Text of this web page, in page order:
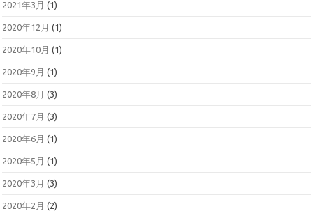
2021年3月 (1)
2020年12月 (1)
2020年10月 (1)
2020年9月 (1)
2020年8月 (3)
2020年7月 (3)
2020年6月 (1)
2020年5月 (1)
2020年3月 (3)
2020年2月 (2)